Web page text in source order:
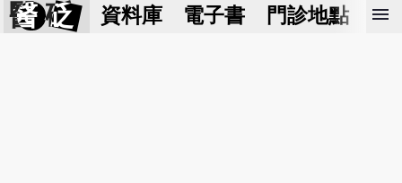
醫 砭 資料庫 電子書 門診地點 預
menu